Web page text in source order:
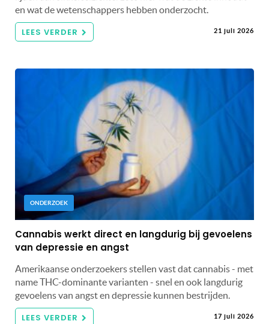
en wat de wetenschappers hebben onderzocht.
LEES VERDER 21 juli 2026
ONDERZOEK
Cannabis werkt direct en langdurig bij gevoelens
van depressie en angst
Amerikaanse onderzoekers stellen vast dat cannabis - met
name THC-dominante varianten - snel en ook langdurig
gevoelens van angst en depressie kunnen bestrijden.
LEES VERDER 17 juli 2026